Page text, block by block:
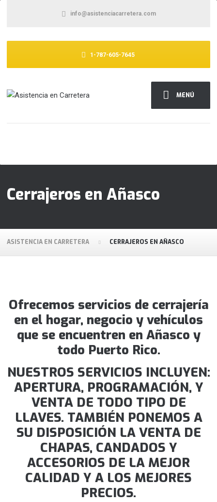
MENÚ
info@asistenciacarretera.com
1-787-605-7645
Cerrajeros en Añasco
ASISTENCIA EN CARRETERA CERRAJEROS EN AÑASCO
Ofrecemos servicios de cerrajería
en el hogar, negocio y vehículos
que se encuentren en Añasco y
todo Puerto Rico.
NUESTROS SERVICIOS INCLUYEN:
APERTURA, PROGRAMACIÓN, Y
VENTA DE TODO TIPO DE
LLAVES. TAMBIÉN PONEMOS A
SU DISPOSICIÓN LA VENTA DE
CHAPAS, CANDADOS Y
ACCESORIOS DE LA MEJOR
CALIDAD Y A LOS MEJORES
PRECIOS.